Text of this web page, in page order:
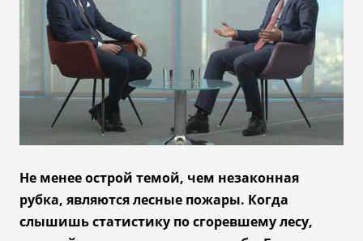
Не менее острой темой, чем незаконная
рубка, являются лесные пожары. Когда
слышишь статистику по сгоревшему лесу,